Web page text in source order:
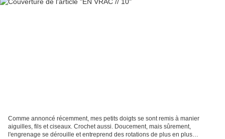
Comme annoncé récemment, mes petits doigts se sont remis à manier
aiguilles, fils et ciseaux. Crochet aussi. Doucement, mais sûrement,
l'engrenage se dérouille et entreprend des rotations de plus en plus